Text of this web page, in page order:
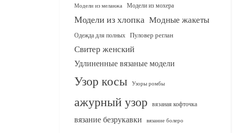
Модели из меланжа Модели из мохера
Модели из хлопка Модные жакеты
Одежда для полных Пуловер реглан
Свитер женский
Удлиненные вязаные модели
Узор косы Узоры ромбы
ажурный узор вязаная кофточка
вязание безрукавки вязание болеро